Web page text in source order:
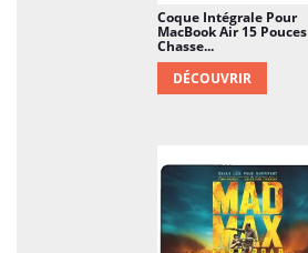
Coque Intégrale Pour
MacBook Air 15 Pouces
Chasse...
DÉCOUVRIR